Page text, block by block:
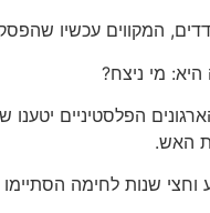
המקווים עכשיו
מי ניצח?
הארגונים הפלסטיניים
האש.
שנות לחימה הסתיימו